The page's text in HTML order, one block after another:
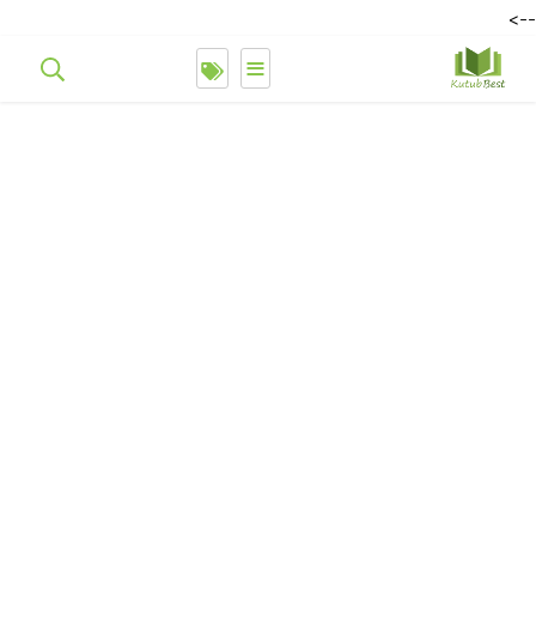
-->
≡